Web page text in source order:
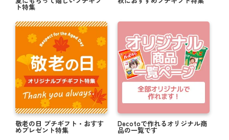
ト特集
敬老の日 プチギフト・おすす
めプレゼント特集
Decotoで作れるオリジナル商
品の一覧です